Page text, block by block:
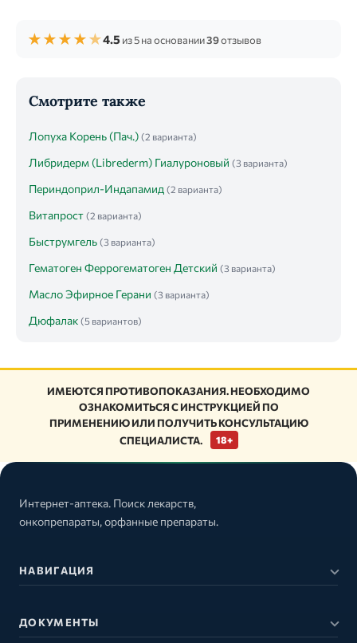
★★★★★4.5из 5 на основании39отзывов
Смотрите также
Лопуха Корень (Пач.) (2 варианта)
Либридерм (Librederm) Гиалуроновый (3 варианта)
Периндоприл-Индапамид (2 варианта)
Витапрост (2 варианта)
Быструмгель (3 варианта)
Гематоген Феррогематоген Детский (3 варианта)
Масло Эфирное Герани (3 варианта)
Дюфалак (5 вариантов)
ИМЕЮТСЯ ПРОТИВОПОКАЗАНИЯ. НЕОБХОДИМО
ОЗНАКОМИТЬСЯ С ИНСТРУКЦИЕЙ ПО
ПРИМЕНЕНИЮ ИЛИ ПОЛУЧИТЬ КОНСУЛЬТАЦИЮ
СПЕЦИАЛИСТА.
18+
Интернет-аптека. Поиск лекарств,
онкопрепараты, орфанные препараты.
НАВИГАЦИЯ
ДОКУМЕНТЫ